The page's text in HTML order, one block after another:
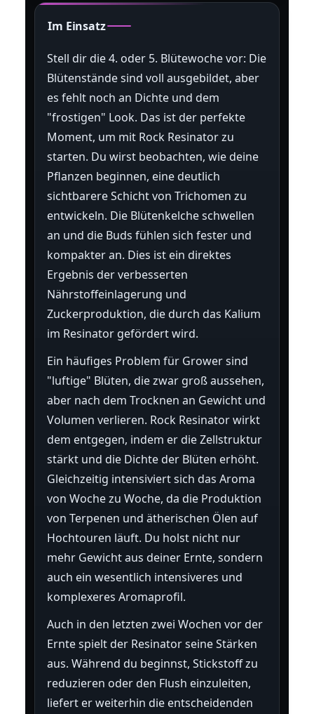
Im Einsatz
Stell dir die 4. oder 5. Blütewoche vor: Die
Blütenstände sind voll ausgebildet, aber
es fehlt noch an Dichte und dem
"frostigen" Look. Das ist der perfekte
Moment, um mit Rock Resinator zu
starten. Du wirst beobachten, wie deine
Pflanzen beginnen, eine deutlich
sichtbarere Schicht von Trichomen zu
entwickeln. Die Blütenkelche schwellen
an und die Buds fühlen sich fester und
kompakter an. Dies ist ein direktes
Ergebnis der verbesserten
Nährstoffeinlagerung und
Zuckerproduktion, die durch das Kalium
im Resinator gefördert wird.
Ein häufiges Problem für Grower sind
"luftige" Blüten, die zwar groß aussehen,
aber nach dem Trocknen an Gewicht und
Volumen verlieren. Rock Resinator wirkt
dem entgegen, indem er die Zellstruktur
stärkt und die Dichte der Blüten erhöht.
Gleichzeitig intensiviert sich das Aroma
von Woche zu Woche, da die Produktion
von Terpenen und ätherischen Ölen auf
Hochtouren läuft. Du holst nicht nur
mehr Gewicht aus deiner Ernte, sondern
auch ein wesentlich intensiveres und
komplexeres Aromaprofil.
Auch in den letzten zwei Wochen vor der
Ernte spielt der Resinator seine Stärken
aus. Während du beginnst, Stickstoff zu
reduzieren oder den Flush einzuleiten,
liefert er weiterhin die entscheidenden